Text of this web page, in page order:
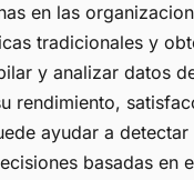
en las
tradicionales y
y analizar datos
rendimiento,
ayudar a detectar
basadas en